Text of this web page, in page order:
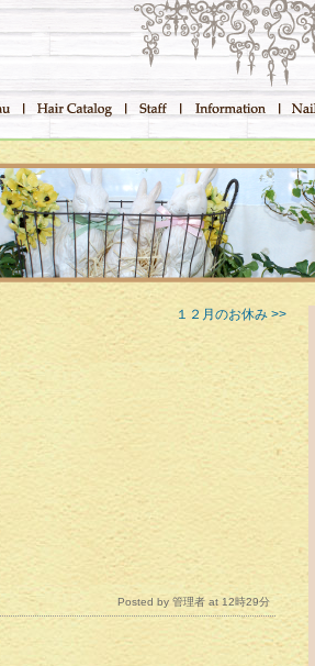
１２月のお休み >>
Posted by 管理者 at 12時29分